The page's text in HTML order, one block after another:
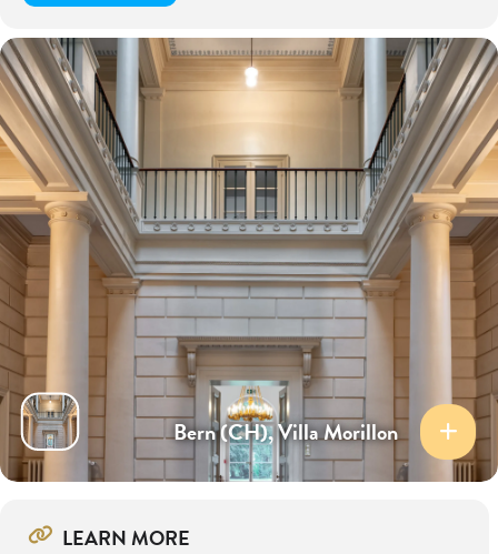
Bern (CH), Villa Morillon
LEARN MORE